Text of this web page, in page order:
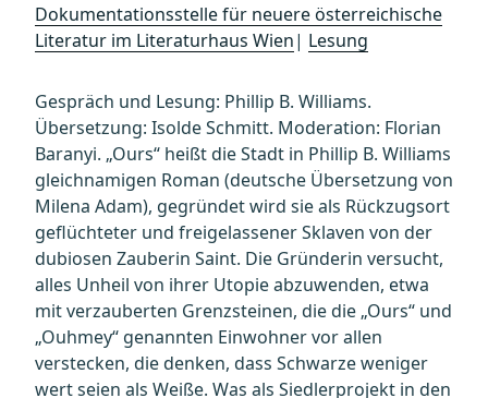
Dokumentationsstelle für neuere österreichische
Literatur im Literaturhaus Wien| Lesung
Gespräch und Lesung: Phillip B. Williams.
Übersetzung: Isolde Schmitt. Moderation: Florian
Baranyi. „Ours“ heißt die Stadt in Phillip B. Williams
gleichnamigen Roman (deutsche Übersetzung von
Milena Adam), gegründet wird sie als Rückzugsort
geflüchteter und freigelassener Sklaven von der
dubiosen Zauberin Saint. Die Gründerin versucht,
alles Unheil von ihrer Utopie abzuwenden, etwa
mit verzauberten Grenzsteinen, die die „Ours“ und
„Ouhmey“ genannten Einwohner vor allen
verstecken, die denken, dass Schwarze weniger
wert seien als Weiße. Was als Siedlerprojekt in den